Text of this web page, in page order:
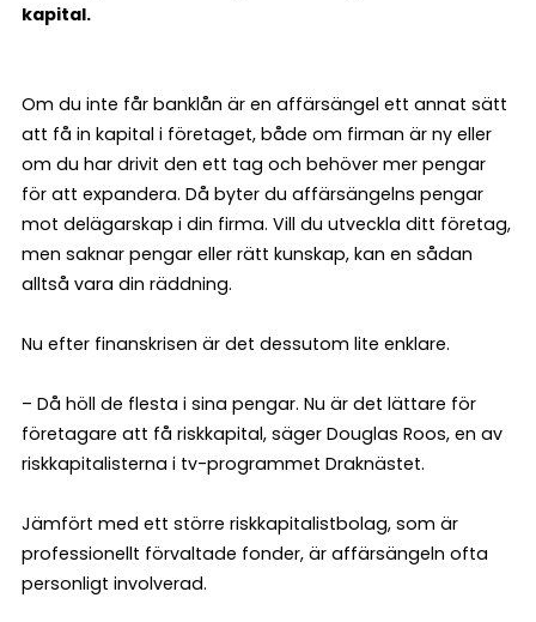
kapital.
Om du inte får banklån är en affärsängel ett annat sätt
att få in kapital i företaget, både om firman är ny eller
om du har drivit den ett tag och behöver mer pengar
för att expandera. Då byter du affärsängelns pengar
mot delägarskap i din firma. Vill du utveckla ditt företag,
men saknar pengar eller rätt kunskap, kan en sådan
alltså vara din räddning.
Nu efter finanskrisen är det dessutom lite enklare.
– Då höll de flesta i sina pengar. Nu är det lättare för
företagare att få riskkapital, säger Douglas Roos, en av
riskkapitalisterna i tv-programmet Draknästet.
Jämfört med ett större riskkapitalistbolag, som är
professionellt förvaltade fonder, är affärsängeln ofta
personligt involverad.